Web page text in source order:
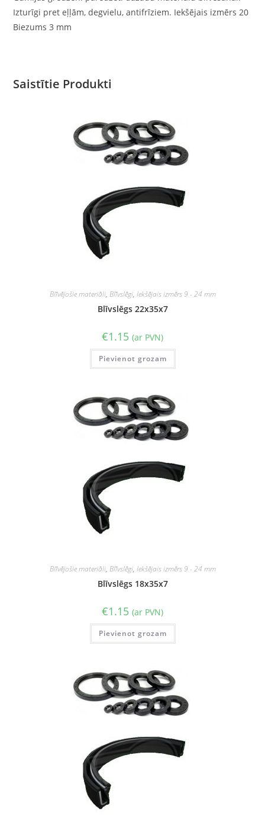
Izturīgi pret eļļām, degvielu, antifrīziem. Iekšējais izmērs 20
Biezums 3 mm
Saistītie Produkti
Blīvējošie materiāli, Blīvslēgi, Iekšējais izmērs 9 - 24 mm
Blīvslēgs 22x35x7
€1.15 (ar PVN)
Pievienot grozam
Blīvējošie materiāli, Blīvslēgi, Iekšējais izmērs 9 - 24 mm
Blīvslēgs 18x35x7
€1.15 (ar PVN)
Pievienot grozam